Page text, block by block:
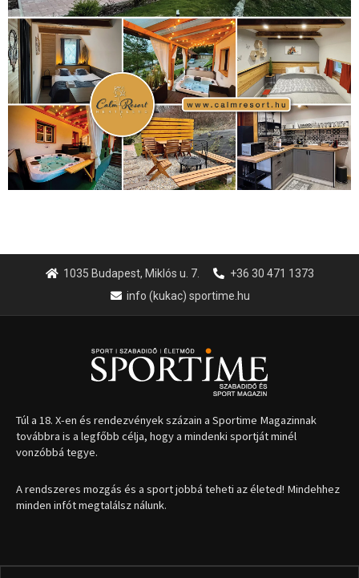
Hirdetés
1035 Budapest, Miklós u. 7.
+36 30 471 1373